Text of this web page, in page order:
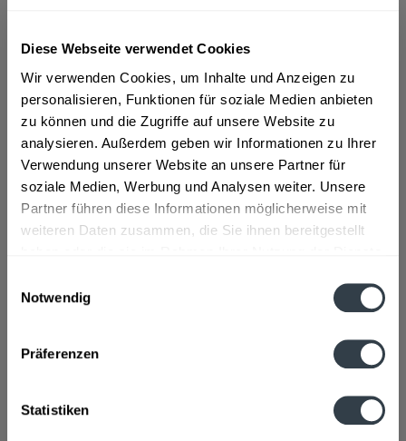
Diese Webseite verwendet Cookies
Wir verwenden Cookies, um Inhalte und Anzeigen zu
personalisieren, Funktionen für soziale Medien anbieten
zu können und die Zugriffe auf unsere Website zu
analysieren. Außerdem geben wir Informationen zu Ihrer
Verwendung unserer Website an unsere Partner für
soziale Medien, Werbung und Analysen weiter. Unsere
Partner führen diese Informationen möglicherweise mit
weiteren Daten zusammen, die Sie ihnen bereitgestellt
Notwendig
Präferenzen
Statistiken
ab 101,01 € *
Inhalt: 3 Liter (33,67 € * / 1 Liter)
inkl. MwSt.ggf. zzgl. Erschwerniszuschlag
Vorrätig
In den Warenkorb
Hersteller
JELZIN, 1 rue de la division Leclerc ? 67290...